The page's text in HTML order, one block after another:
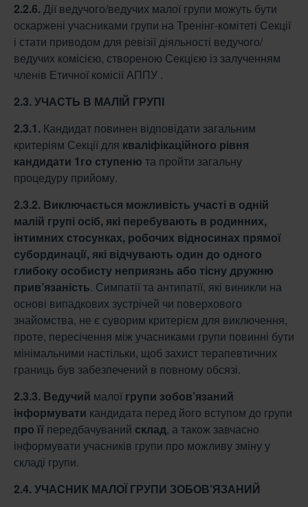
2.2.6. Дії ведучого/ведучих малої групи можуть бути
оскаржені учасниками групи на Тренінг-комітеті Секції
і стати приводом для ревізії діяльності ведучого/
ведучих комісією, створеною Секцією із залученням
членів Етичної комісії АППУ .
2.3. УЧАСТЬ В МАЛІЙ ГРУПІ
2.3.1. Кандидат повинен відповідати загальним
критеріям Секції для кваліфікаційного рівня
кандидати 1го ступеню та пройти загальну
процедуру прийому.
2.3.2. Виключається можливість участі в одній
малій групі осіб, які перебувають в родинних,
інтимних стосунках, робочих відносинах прямої
субординації, які відчувають один до одного
глибоку особисту неприязнь або тісну дружню
прив’язаність. Симпатії та антипатії, які виникли на
основі випадкових зустрічей чи поверхового
знайомства, не є суворим критерієм для виключення,
проте, пересічення між учасниками групи повинні бути
мінімальними настільки, щоб захист терапевтичних
границь був забезпечений в повному обсязі.
2.3.3. Ведучий малої групи зобов’язаний
інформувати кандидата перед його вступом до групи
про її передбачуваний склад, а також завчасно
інформувати учасників групи про можливу зміну у
складі групи.
2.4. УЧАСНИК МАЛОЇ ГРУПИ ЗОБОВ’ЯЗАНИЙ